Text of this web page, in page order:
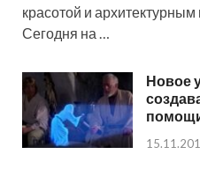
красотой и
Сегодня на …
Новое